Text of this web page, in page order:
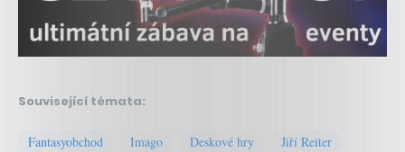
Související témata:
Fantasyobchod Imago Deskové hry Jiří Reiter